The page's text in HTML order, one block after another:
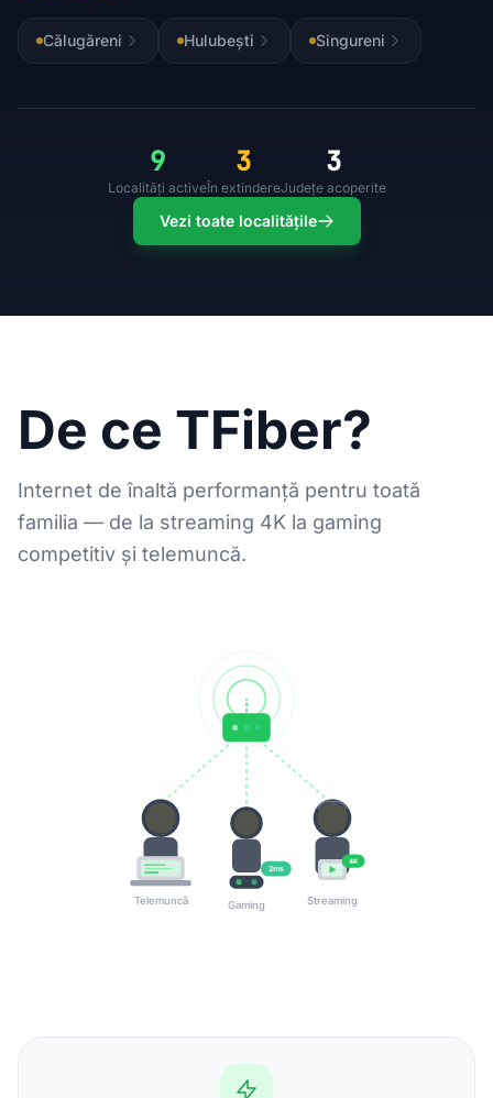
Călugăreni Hulubești Singureni
9
Localități active
3
În extindere
3
Județe acoperite
Vezi toate localitățile
De ce TFiber?
Internet de înaltă performanță pentru toată
familia — de la streaming 4K la gaming
competitiv și telemuncă.
Telemuncă
2ms
Gaming
4K
Streaming